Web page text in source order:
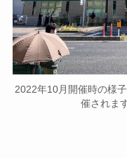
2022年10月開催時の様
催されま